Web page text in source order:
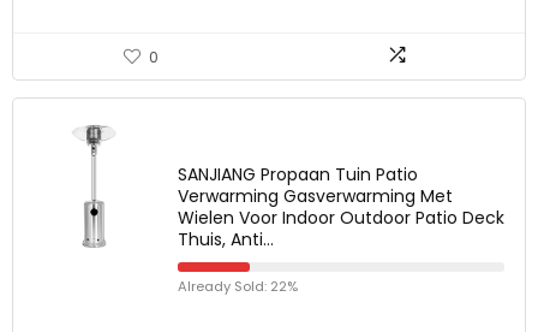
0
SANJIANG Propaan Tuin Patio
Verwarming Gasverwarming Met
Wielen Voor Indoor Outdoor Patio Deck
Thuis, Anti…
Already Sold: 22%